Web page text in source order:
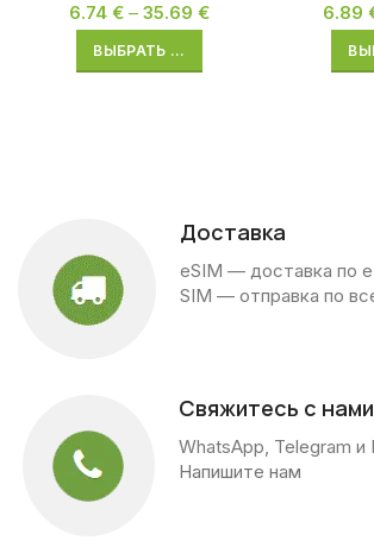
6.74 € – 35.69 €
ВЫБРАТЬ ...
6.89
Доставка
eSIM — доставка по
SIM — отправка по
Свяжитесь с нами
WhatsApp, Telegram и
Напишите нам